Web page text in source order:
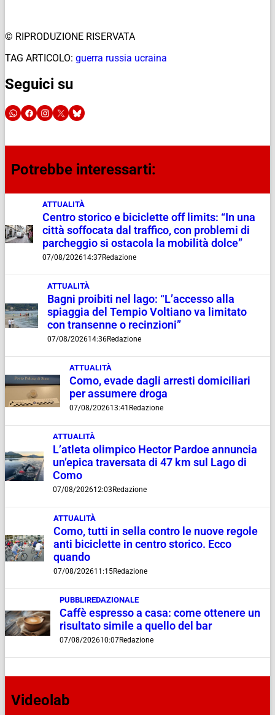
© RIPRODUZIONE RISERVATA
TAG ARTICOLO: guerra russia ucraina
Seguici su
Potrebbe interessarti:
ATTUALITÀ
Centro storico e biciclette off limits: “In una
città soffocata dal traffico, con problemi di
parcheggio si ostacola la mobilità dolce”
07/08/202614:37Redazione
ATTUALITÀ
Bagni proibiti nel lago: “L’accesso alla
spiaggia del Tempio Voltiano va limitato
con transenne o recinzioni”
07/08/202614:36Redazione
ATTUALITÀ
Como, evade dagli arresti domiciliari
per assumere droga
07/08/202613:41 Redazione
ATTUALITÀ
L’atleta olimpico Hector Pardoe annuncia
un’epica traversata di 47 km sul Lago di
Como
07/08/202612:03 Redazione
ATTUALITÀ
Como, tutti in sella contro le nuove regole
anti biciclette in centro storico. Ecco
quando
07/08/202611:15Redazione
PUBBLIREDAZIONALE
Caffè espresso a casa: come ottenere un
risultato simile a quello del bar
07/08/202610:07Redazione
Videolab